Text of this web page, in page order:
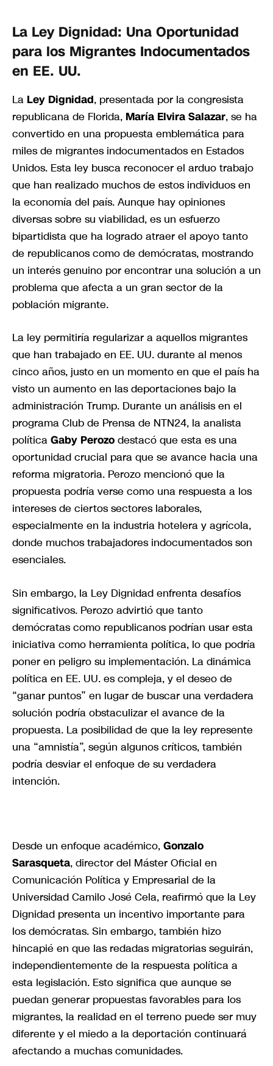
La Ley Dignidad: Una Oportunidad
para los Migrantes Indocumentados
en EE. UU.
La Ley Dignidad, presentada por la congresista
republicana de Florida, María Elvira Salazar, se ha
convertido en una propuesta emblemática para
miles de migrantes indocumentados en Estados
Unidos. Esta ley busca reconocer el arduo trabajo
que han realizado muchos de estos individuos en
la economía del país. Aunque hay opiniones
diversas sobre su viabilidad, es un esfuerzo
bipartidista que ha logrado atraer el apoyo tanto
de republicanos como de demócratas, mostrando
un interés genuino por encontrar una solución a un
problema que afecta a un gran sector de la
población migrante.
La ley permitiría regularizar a aquellos migrantes
que han trabajado en EE. UU. durante al menos
cinco años, justo en un momento en que el país ha
visto un aumento en las deportaciones bajo la
administración Trump. Durante un análisis en el
programa Club de Prensa de NTN24, la analista
política Gaby Perozo destacó que esta es una
oportunidad crucial para que se avance hacia una
reforma migratoria. Perozo mencionó que la
propuesta podría verse como una respuesta a los
intereses de ciertos sectores laborales,
especialmente en la industria hotelera y agrícola,
donde muchos trabajadores indocumentados son
esenciales.
Sin embargo, la Ley Dignidad enfrenta desafíos
significativos. Perozo advirtió que tanto
demócratas como republicanos podrían usar esta
iniciativa como herramienta política, lo que podría
poner en peligro su implementación. La dinámica
política en EE. UU. es compleja, y el deseo de
“ganar puntos” en lugar de buscar una verdadera
solución podría obstaculizar el avance de la
propuesta. La posibilidad de que la ley represente
una “amnistía”, según algunos críticos, también
podría desviar el enfoque de su verdadera
intención.
Desde un enfoque académico, Gonzalo
Sarasqueta, director del Máster Oficial en
Comunicación Política y Empresarial de la
Universidad Camilo José Cela, reafirmó que la Ley
Dignidad presenta un incentivo importante para
los demócratas. Sin embargo, también hizo
hincapié en que las redadas migratorias seguirán,
independientemente de la respuesta política a
esta legislación. Esto significa que aunque se
puedan generar propuestas favorables para los
migrantes, la realidad en el terreno puede ser muy
diferente y el miedo a la deportación continuará
afectando a muchas comunidades.